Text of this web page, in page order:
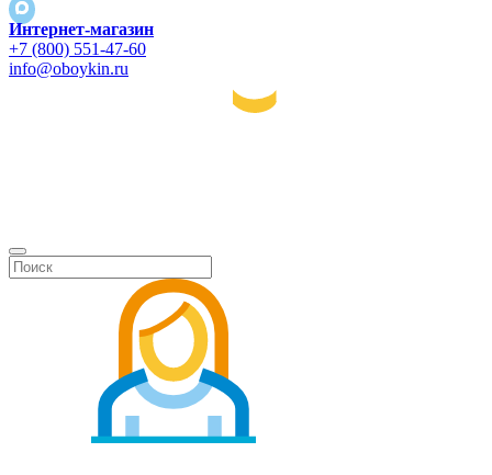
Интернет-магазин
+7 (800) 551-47-60
info@oboykin.ru